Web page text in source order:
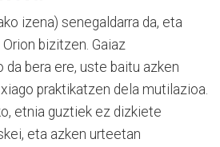
izena) senegaldarra da, eta
bizitzen. Gaiaz
bera ere, uste baitu azken
praktikatzen dela mutilazioa.
etnia guztiek ez dizkiete
eta azken urteetan